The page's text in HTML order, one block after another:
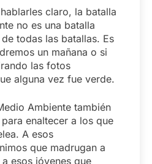
claro, la batalla
no es una batalla
todas las batallas. Es
un mañana o si
las fotos
alguna vez fue verde.
Ambiente también
enaltecer a los que
A esos
que madrugan a
esos jóvenes que